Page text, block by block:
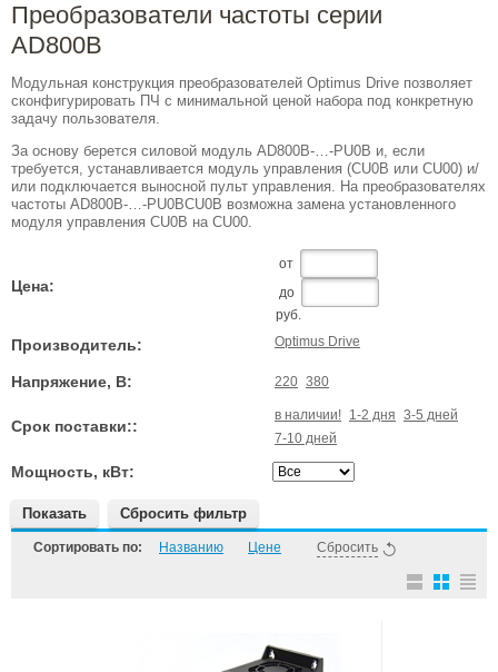
Преобразователи частоты серии
AD800B
Модульная конструкция преобразователей Optimus Drive позволяет
сконфигурировать ПЧ с минимальной ценой набора под конкретную
задачу пользователя.
За основу берется силовой модуль AD800B-…-PU0B и, если
требуется, устанавливается модуль управления (CU0B или CU00) и/
или подключается выносной пульт управления. На преобразователях
частоты AD800B-…-PU0BCU0B возможна замена установленного
модуля управления CU0B на CU00.
Цена:
от
до
руб.
Производитель: Optimus Drive
Напряжение, В: 220 380
Срок поставки::
в наличии! 1-2 дня 3-5 дней
7-10 дней
Мощность, кВт:
Показать Сбросить фильтр
Сортировать по: Названию Цене Сбросить